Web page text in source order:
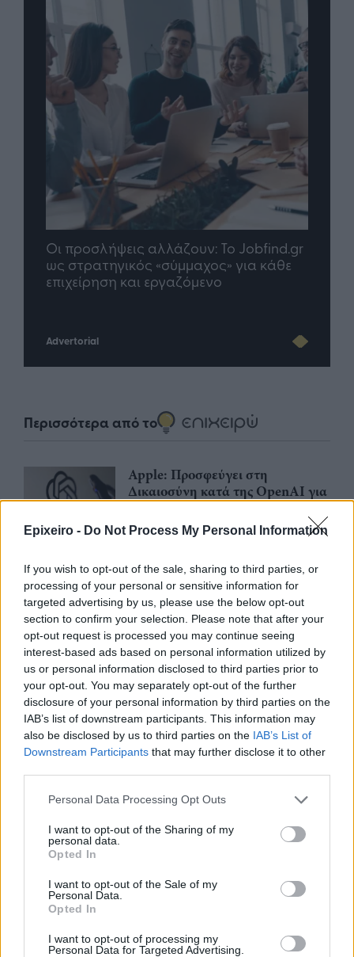
Epixeiro - Do Not Process My Personal Information
If you wish to opt-out of the sale, sharing to third parties, or
processing of your personal or sensitive information for
targeted advertising by us, please use the below opt-out
section to confirm your selection. Please note that after your
opt-out request is processed you may continue seeing
interest-based ads based on personal information utilized by
us or personal information disclosed to third parties prior to
your opt-out. You may separately opt-out of the further
disclosure of your personal information by third parties on the
IAB’s list of downstream participants. This information may
also be disclosed by us to third parties on the IAB’s List of
Downstream Participants that may further disclose it to other
Personal Data Processing Opt Outs
I want to opt-out of the Sharing of my
personal data.
Opted In
I want to opt-out of the Sale of my
Personal Data.
Opted In
I want to opt-out of processing my
Personal Data for Targeted Advertising.
TP Greece: Πώς διαμορφώνεται το
μέλλον του Insurance στην εποχή του AI
Advertorial
Περισσότερα από το
Apple: Προσφεύγει στη
Δικαιοσύνη κατά της OpenAI για
φερόμενη υπεξαίρεση εμπορικών
μυστικών
Γερμανική
αυτοκινητοβιομηχανία: Μαζικές
περικοπές σε managers από
Volkswagen, Porsche και BMW
04/08/26|15:23
«Πράσινο φως» από την Κομισιόν
για τη διαπίστευση του Ελληνικού
Οργανισμού Πληρωμών
03/08/26 11:10
στα 1,95 δισ. ευρώ το δεύτερο
τρίμηνο, ξεπερνώντας τις
προβλέψεις της αγοράς
Η Revolut και η OpenAI
πελάτες